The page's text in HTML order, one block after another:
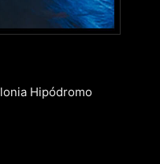
Hipódromo